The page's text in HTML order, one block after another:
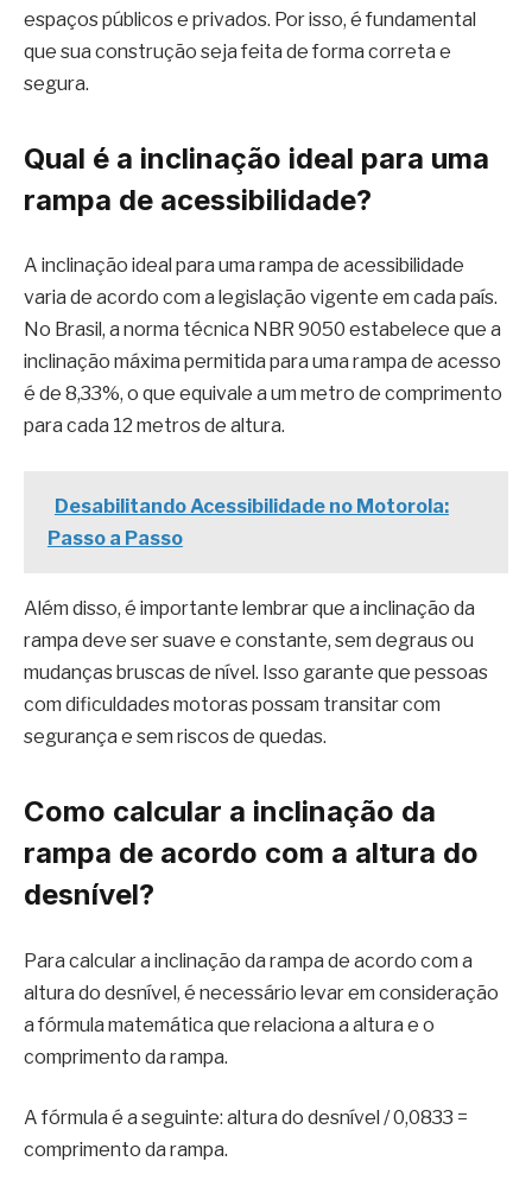
espaços públicos e privados. Por isso, é fundamental
que sua construção seja feita de forma correta e
segura.
Qual é a inclinação ideal para uma
rampa de acessibilidade?
A inclinação ideal para uma rampa de acessibilidade
varia de acordo com a legislação vigente em cada país.
No Brasil, a norma técnica NBR 9050 estabelece que a
inclinação máxima permitida para uma rampa de acesso
é de 8,33%, o que equivale a um metro de comprimento
para cada 12 metros de altura.
Desabilitando Acessibilidade no Motorola:
Passo a Passo
Além disso, é importante lembrar que a inclinação da
rampa deve ser suave e constante, sem degraus ou
mudanças bruscas de nível. Isso garante que pessoas
com dificuldades motoras possam transitar com
segurança e sem riscos de quedas.
Como calcular a inclinação da
rampa de acordo com a altura do
desnível?
Para calcular a inclinação da rampa de acordo com a
altura do desnível, é necessário levar em consideração
a fórmula matemática que relaciona a altura e o
comprimento da rampa.
A fórmula é a seguinte: altura do desnível / 0,0833 =
comprimento da rampa.